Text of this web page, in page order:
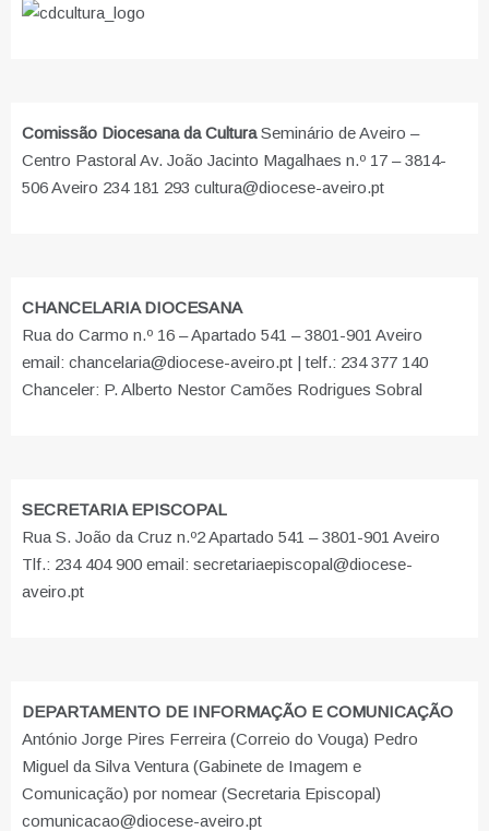
Comissão Diocesana da CulturaSeminário de Aveiro –
Centro Pastoral Av. João Jacinto Magalhaes n.º 17 – 3814-
506 Aveiro 234 181 293 cultura@diocese-aveiro.pt
CHANCELARIA DIOCESANA
Rua do Carmo n.º 16 – Apartado 541 – 3801-901 Aveiro
email: chancelaria@diocese-aveiro.pt | telf.: 234 377 140
Chanceler: P. Alberto Nestor Camões Rodrigues Sobral
SECRETARIA EPISCOPAL
Rua S. João da Cruz n.º2 Apartado 541 – 3801-901 Aveiro
Tlf.: 234 404 900 email: secretariaepiscopal@diocese-
aveiro.pt
DEPARTAMENTO DE INFORMAÇÃO E COMUNICAÇÃO
António Jorge Pires Ferreira (Correio do Vouga) Pedro
Miguel da Silva Ventura (Gabinete de Imagem e
Comunicação) por nomear (Secretaria Episcopal)
comunicacao@diocese-aveiro.pt